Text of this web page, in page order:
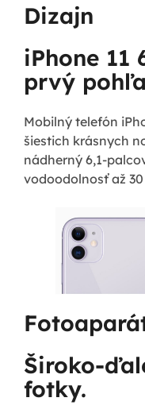
Dizajn
iPhone 11
prvý
Mobilný telefón
šiestich krásnych
nádherný 6,1-
vodoodolnosť až
Široko-
fotky.